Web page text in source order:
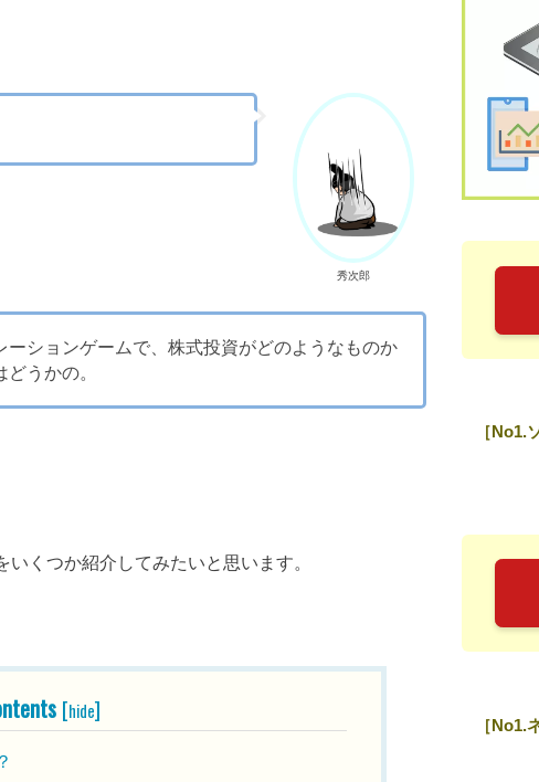
秀次郎
ーションゲームで、株式投資がどのようなものか
うかの。
くつか紹介してみたいと思います。
[hide]
［No1.
［No1.